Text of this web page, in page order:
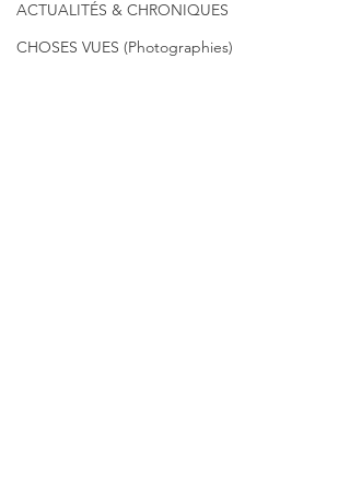
ACTUALITÉS & CHRONIQUES
CHOSES VUES (Photographies)